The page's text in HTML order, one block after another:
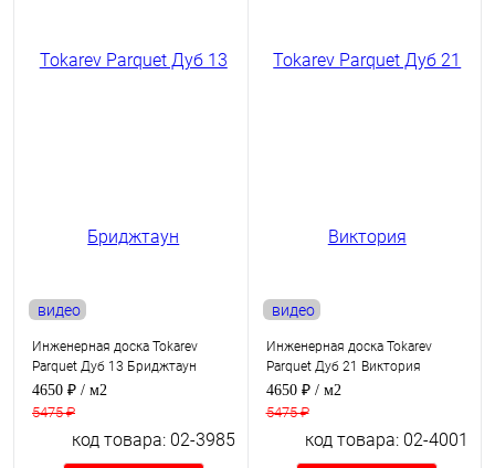
видео
Инженерная доска Tokarev
Parquet Дуб 13 Бриджтаун
4650 ₽ / м2
5475 ₽
код товара: 02-3985
видео
Инженерная доска Tokarev
Parquet Дуб 21 Виктория
4650 ₽ / м2
5475 ₽
код товара: 02-4001